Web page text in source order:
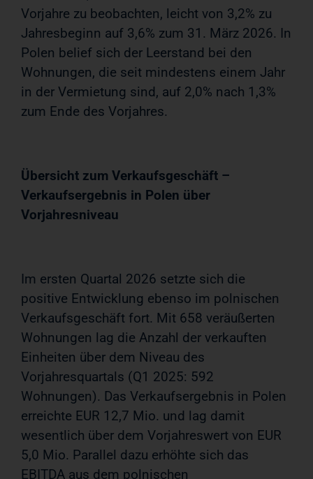
Vorjahre zu beobachten, leicht von 3,2% zu
Jahresbeginn auf 3,6% zum 31. März 2026. In
Polen belief sich der Leerstand bei den
Wohnungen, die seit mindestens einem Jahr
in der Vermietung sind, auf 2,0% nach 1,3%
zum Ende des Vorjahres.
Übersicht zum Verkaufsgeschäft –
Verkaufsergebnis in Polen über
Vorjahresniveau
Im ersten Quartal 2026 setzte sich die
positive Entwicklung ebenso im polnischen
Verkaufsgeschäft fort. Mit 658 veräußerten
Wohnungen lag die Anzahl der verkauften
Einheiten über dem Niveau des
Vorjahresquartals (Q1 2025: 592
Wohnungen). Das Verkaufsergebnis in Polen
erreichte EUR 12,7 Mio. und lag damit
wesentlich über dem Vorjahreswert von EUR
5,0 Mio. Parallel dazu erhöhte sich das
EBITDA aus dem polnischen